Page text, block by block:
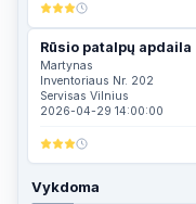
Rūsio patalpų apdaila
Martynas
Inventoriaus Nr. 202
Servisas Vilnius
2026-04-29 14:00:00
Vykdoma